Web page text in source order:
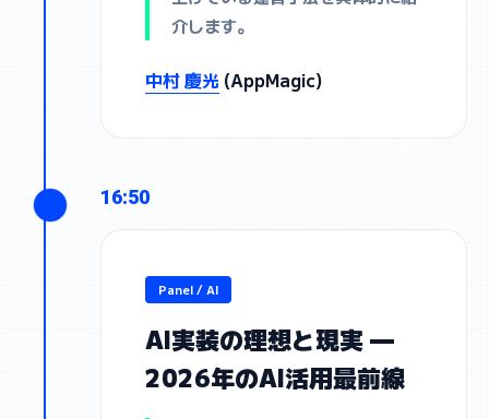
介します。
中村 慶光 (AppMagic)
16:50
Panel / AI
AI実装の理想と現実 —
2026年のAI活用最前線